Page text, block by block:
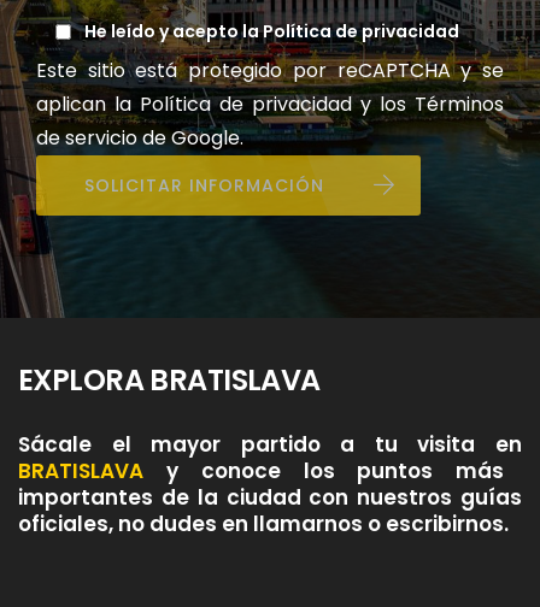
He leído y acepto laPolítica de privacidad
Este sitio está protegido por reCAPTCHA y se
aplican la Política de privacidady losTérminos
de serviciode Google.
SOLICITAR INFORMACIÓN
EXPLORA BRATISLAVA
Sácale el mayor partido a tu visita en
BRATISLAVA y conoce los puntos más
importantes de la ciudad con nuestros guías
oficiales, no dudes en llamarnos o escribirnos.